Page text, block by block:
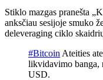
Stiklo mazgas pranešta
anksčiau sesijoje smuko
deleveraging ciklo
#Bitcoin Ateities
likvidavimo banga,
USD.